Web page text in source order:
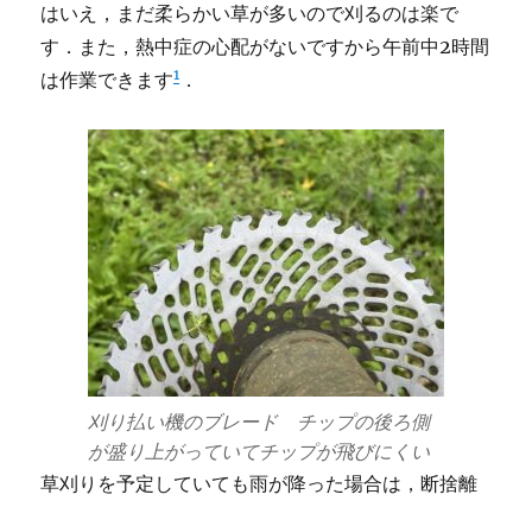
はいえ，まだ柔らかい草が多いので刈るのは楽で
す．また，熱中症の心配がないですから午前中2時間
は作業できます1 ．
刈り払い機のブレード チップの後ろ側
が盛り上がっていてチップが飛びにくい
草刈りを予定していても雨が降った場合は，断捨離